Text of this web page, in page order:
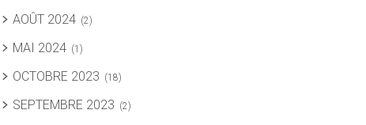
AOÛT 2024 (2)
MAI 2024 (1)
OCTOBRE 2023 (18)
SEPTEMBRE 2023 (2)